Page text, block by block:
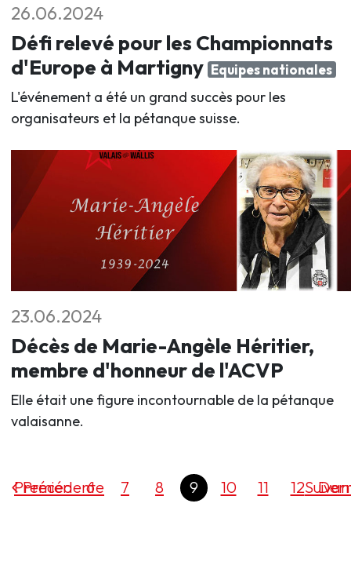
26.06.2024
Défi relevé pour les Championnats
d'Europe à Martigny Equipes nationales
L'événement a été un grand succès pour les
organisateurs et la pétanque suisse.
23.06.2024
Décès de Marie-Angèle Héritier,
membre d'honneur de l'ACVP
Elle était une figure incontournable de la pétanque
valaisanne.
Précédente
Premier 6 7 8 9 10 11 12